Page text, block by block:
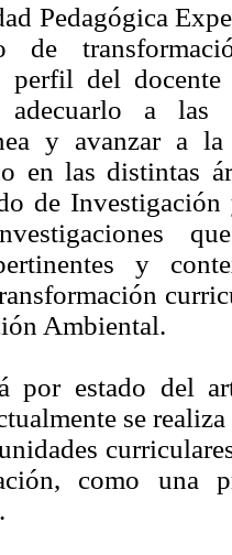
Pedagógica
de
perfil del
adecuarlo a las
y avanzar a
en las distintas
de
y
Ambiental.
por estado del
se
como una